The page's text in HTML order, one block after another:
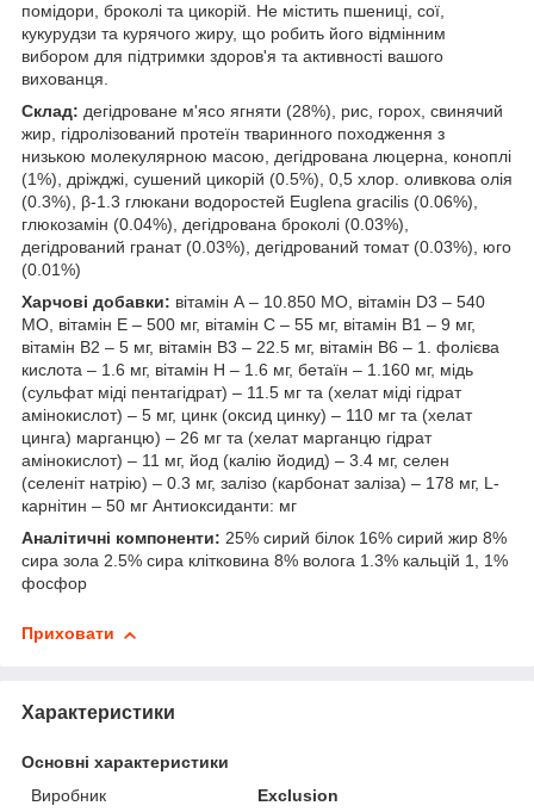
помідори, броколі та цикорій. Не містить пшениці, сої,
кукурудзи та курячого жиру, що робить його відмінним
вибором для підтримки здоров'я та активності вашого
вихованця.
Склад: дегідроване м'ясо ягняти (28%), рис, горох, свинячий
жир, гідролізований протеїн тваринного походження з
низькою молекулярною масою, дегідрована люцерна, коноплі
(1%), дріжджі, сушений цикорій (0.5%), 0,5 хлор. оливкова олія
(0.3%), β-1.3 глюкани водоростей Euglena gracilis (0.06%),
глюкозамін (0.04%), дегідрована броколі (0.03%),
дегідрований гранат (0.03%), дегідрований томат (0.03%), юго
(0.01%)
Харчові добавки: вітамін А – 10.850 МО, вітамін D3 – 540
МО, вітамін Е – 500 мг, вітамін С – 55 мг, вітамін В1 – 9 мг,
вітамін В2 – 5 мг, вітамін В3 – 22.5 мг, вітамін В6 – 1. фолієва
кислота – 1.6 мг, вітамін Н – 1.6 мг, бетаїн – 1.160 мг, мідь
(сульфат міді пентагідрат) – 11.5 мг та (хелат міді гідрат
амінокислот) – 5 мг, цинк (оксид цинку) – 110 мг та (хелат
цинга) марганцю) – 26 мг та (хелат марганцю гідрат
амінокислот) – 11 мг, йод (калію йодид) – 3.4 мг, селен
(селеніт натрію) – 0.3 мг, залізо (карбонат заліза) – 178 мг, L-
карнітин – 50 мг Антиоксиданти: мг
Аналітичні компоненти: 25% сирий білок 16% сирий жир 8%
сира зола 2.5% сира клітковина 8% волога 1.3% кальцій 1, 1%
фосфор
Приховати
Характеристики
Основні характеристики
Виробник
Exclusion